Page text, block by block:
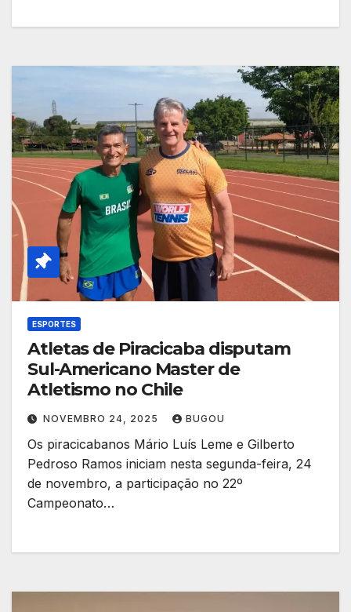
ESPORTES
Atletas de Piracicaba disputam
Sul-Americano Master de
Atletismo no Chile
NOVEMBRO 24, 2025 BUGOU
Os piracicabanos Mário Luís Leme e Gilberto
Pedroso Ramos iniciam nesta segunda-feira, 24
de novembro, a participação no 22º
Campeonato…